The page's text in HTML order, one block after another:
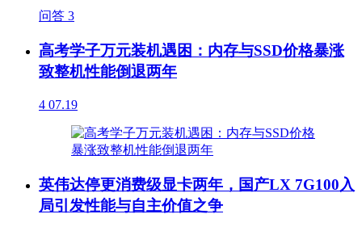
问答 3
高考学子万元装机遇困：内存与SSD价格暴涨
致整机性能倒退两年
4 07.19
英伟达停更消费级显卡两年，国产LX 7G100入
局引发性能与自主价值之争